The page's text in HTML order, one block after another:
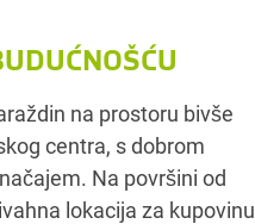
na prostoru bivše
centra, s dobrom
Na površini od
lokacija za kupovinu